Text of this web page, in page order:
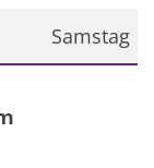
Samstag